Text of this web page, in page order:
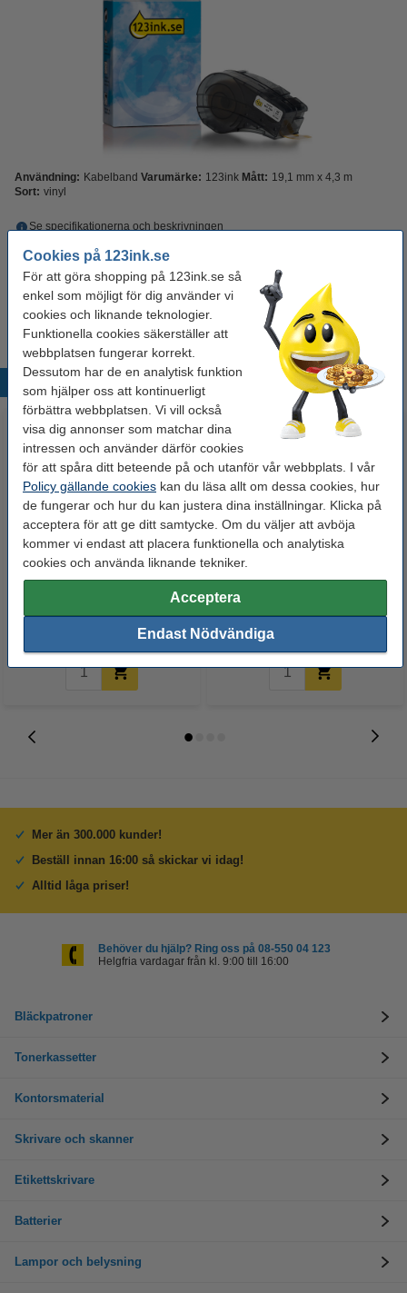
Cookies på 123ink.se
För att göra shopping på 123ink.se så
enkel som möjligt för dig använder vi
cookies och liknande teknologier.
Funktionella cookies säkerställer att
webbplatsen fungerar korrekt.
Dessutom har de en analytisk funktion
som hjälper oss att kontinuerligt
förbättra webbplatsen. Vi vill också
visa dig annonser som matchar dina
intressen och använder därför cookies
för att spåra ditt beteende på och utanför vår webbplats. I vår
Policy gällande cookies kan du läsa allt om dessa cookies, hur
de fungerar och hur du kan justera dina inställningar. Klicka på
acceptera för att ge ditt samtycke. Om du väljer att avböja
kommer vi endast att placera funktionella och analytiska
cookies och använda liknande tekniker.
Acceptera
Endast Nödvändiga
Användning: Kabelband Varumärke: 123ink Mått: 19,1 mm x 4,3 m
Sort: vinyl
Se specifikationerna och beskrivningen
EU-lager
395 kr Beställ
Populära produkter
Brady M21-750-595-WT | svart
375 kr Inkl. 25% Moms
Brady M21-750-595-WT
19,1mm x 6,40m (original)
525 kr Inkl. 25% Moms
Mer än 300.000 kunder!
Beställ innan 16:00 så skickar vi idag!
Alltid låga priser!
Behöver du hjälp? Ring oss på 08-550 04 123
Helgfria vardagar från kl. 9:00 till 16:00
Bläckpatroner
Tonerkassetter
Kontorsmaterial
Skrivare och skanner
Etikettskrivare
Batterier
Lampor och belysning